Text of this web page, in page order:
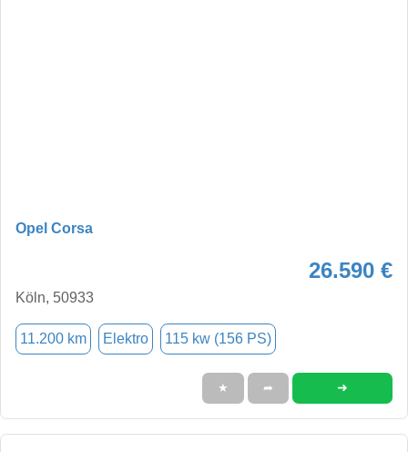
Opel Corsa
26.590 €
Köln, 50933
11.200 km Elektro 115 kw (156 PS)
★ ➦ ➜